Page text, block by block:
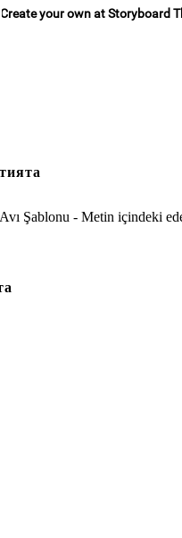
Create your own at Storyboard
Şablonu - Metin içindeki